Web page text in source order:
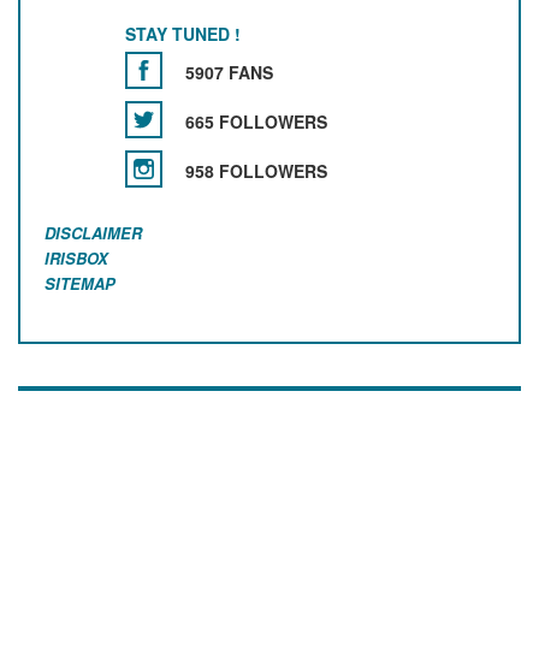
STAY TUNED !
5907 FANS
665 FOLLOWERS
958 FOLLOWERS
DISCLAIMER
IRISBOX
SITEMAP